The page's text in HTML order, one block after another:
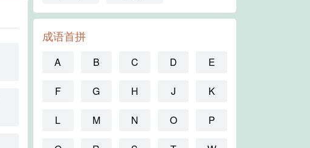
成语首拼
A B C D E
F G H J K
L M N O P